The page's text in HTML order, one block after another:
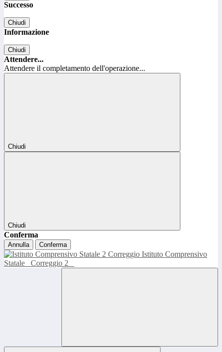
Successo
Chiudi
Informazione
Chiudi
Attendere...
Attendere il completamento dell'operazione...
Chiudi
Chiudi
Conferma
Annulla Conferma
Istituto Comprensivo
Statale
Correggio 2